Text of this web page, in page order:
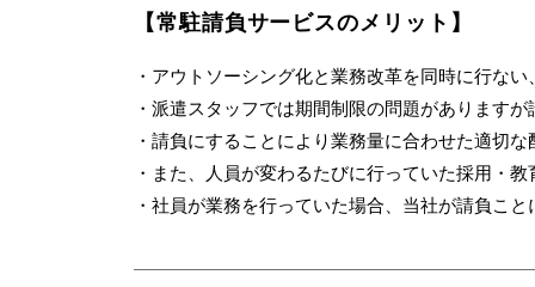
【常駐請負サービスのメリット】
・アウトソーシング化と業務改革を同時に行な
・派遣スタッフでは期間制限の問題があります
・請負にすることにより業務量に合わせた適切
・また、人員が変わるたびに行っていた採用・
・社員が業務を行っていた場合、当社が請負こ